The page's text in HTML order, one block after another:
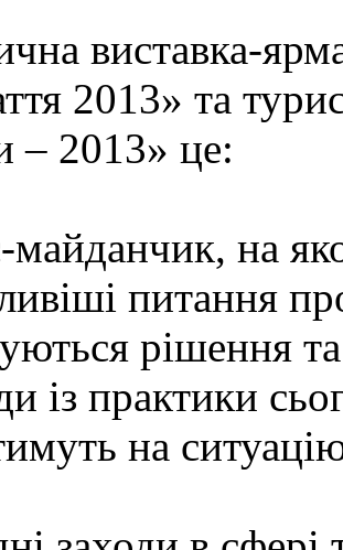
виставка-
2013» та
– 2013» це:
майданчик, на
питання
рішення
із практики
на